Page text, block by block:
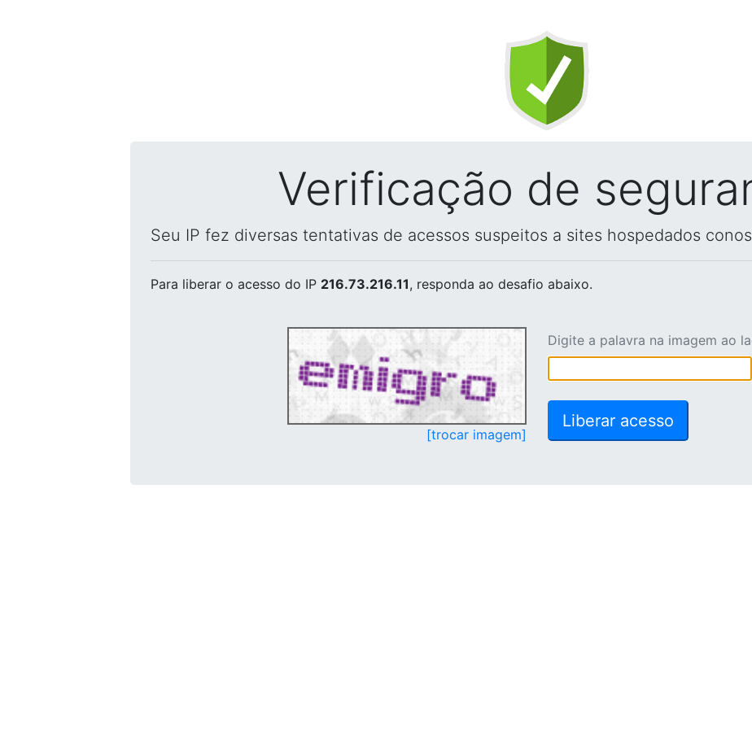
Verificação de
Seu IP fez diversas tentativas de acessos suspeitos a sites hospedados
Para liberar o acesso do IP 216.73.216.11, responda ao desafio abaixo.
[trocar imagem]
Digite a palavra na imagem ao